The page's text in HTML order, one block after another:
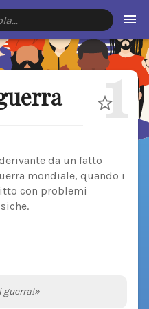
1
da un fatto
mondiale, quando i
con problemi
guerra!»